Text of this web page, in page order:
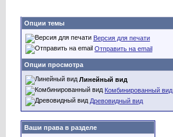
Опции темы
Версия для печати
Отправить на email
Опции просмотра
Линейный вид
Комбинированный вид
Древовидный вид
Ваши права в разделе